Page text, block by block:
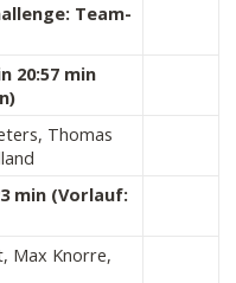
Team-
20:57 min
Thomas
min (Vorlauf:
Max Knorre,